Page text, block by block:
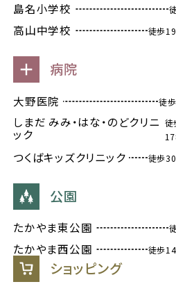
島名小学校
高山中学校 徒歩
病院
大野医院 徒
しまだ みみ・はな・のどクリニ
ック
徒
つくばキッズクリニック 徒歩
公園
たかやま東公園
たかやま西公園 徒歩
ショッピング